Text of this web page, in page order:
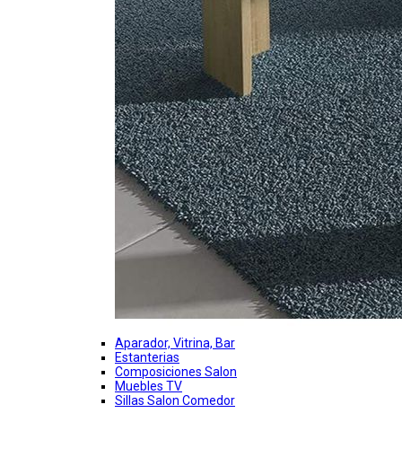
Aparador, Vitrina, Bar
Estanterias
Composiciones Salon
Muebles TV
Sillas Salon Comedor